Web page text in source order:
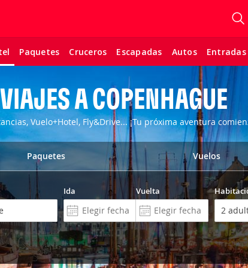
Paquetes Cruceros Escapadas Autos Entradas
VIAJES A COPENHAGUE
Vuelo+Hotel, Fly&Drive... ¡Tu próxima aventura
Paquetes Vuelos
Ida Vuelta